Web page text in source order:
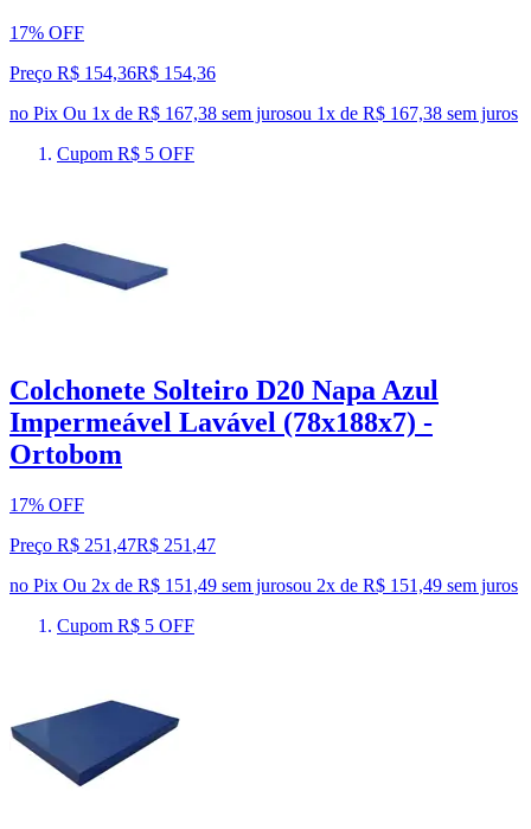
17% OFF
Preço R$ 154,36R$ 154,36
no Pix Ou 1x de R$ 167,38 sem jurosou 1x de R$ 167,38 sem juros
Cupom R$ 5 OFF
Colchonete Solteiro D20 Napa Azul
Impermeável Lavável (78x188x7) -
Ortobom
17% OFF
Preço R$ 251,47R$ 251 ,47
no Pix Ou 2x de R$ 151,49 sem jurosou 2x de R$ 151,49 sem juros
Cupom R$ 5 OFF